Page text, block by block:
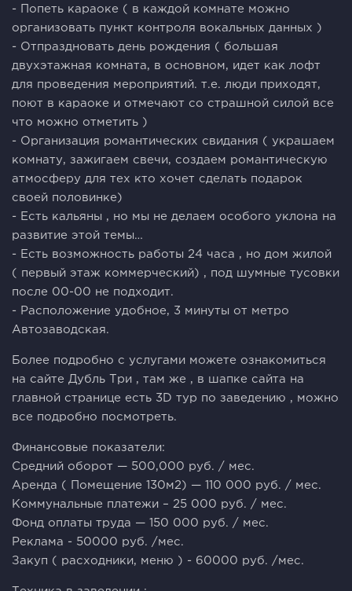
- Попеть караоке ( в каждой комнате можно
организовать пункт контроля вокальных данных )
- Отпраздновать день рождения ( большая
двухэтажная комната, в основном, идет как лофт
для проведения мероприятий. т.е. люди приходят,
поют в караоке и отмечают со страшной силой все
что можно отметить )
- Организация романтических свидания ( украшаем
комнату, зажигаем свечи, создаем романтическую
атмосферу для тех кто хочет сделать подарок
своей половинке)
- Есть кальяны , но мы не делаем особого уклона на
развитие этой темы…
- Есть возможность работы 24 часа , но дом жилой
( первый этаж коммерческий) , под шумные тусовки
после 00-00 не подходит.
- Расположение удобное, 3 минуты от метро
Автозаводская.
Более подробно с услугами можете ознакомиться
на сайте Дубль Три , там же , в шапке сайта на
главной странице есть 3D тур по заведению , можно
все подробно посмотреть.
Финансовые показатели:
Средний оборот — 500,000 руб. / мес.
Аренда ( Помещение 130м2) — 110 000 руб. / мес.
Коммунальные платежи – 25 000 руб. / мес.
Фонд оплаты труда — 150 000 руб. / мес.
Реклама - 50000 руб. /мес.
Закуп ( расходники, меню ) - 60000 руб. /мес.